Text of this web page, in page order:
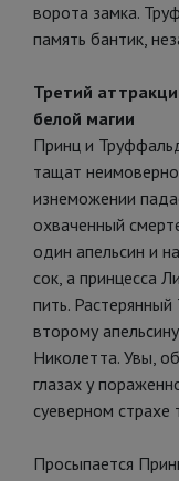
ворота замка.
память бантик,
Третий
белой магии
Принц и
тащат
изнеможении
охваченный
один апельсин и
сок, а принцесса
пить.
второму
Николетта. Увы,
глазах у
суеверном страхе
Просыпается